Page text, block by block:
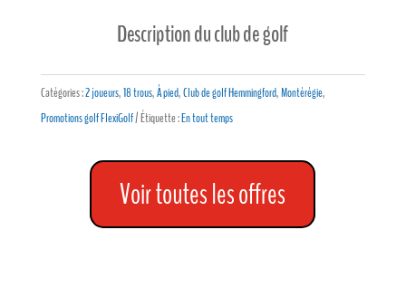
$150.00.
$120.00.
$120.00.
Description du club de golf
Catégories :2 joueurs,18 trous,À pied,Club de golf Hemmingford,Montérégie,
Promotions golf FlexiGolf Étiquette :En tout temps
Voir toutes les offres